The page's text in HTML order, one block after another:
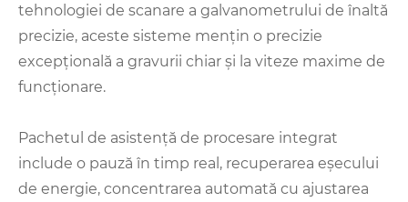
tehnologiei de scanare a galvanometrului de înaltă
precizie, aceste sisteme mențin o precizie
excepțională a gravurii chiar și la viteze maxime de
funcționare.
Pachetul de asistență de procesare integrat
include o pauză în timp real, recuperarea eșecului
de energie, concentrarea automată cu ajustarea